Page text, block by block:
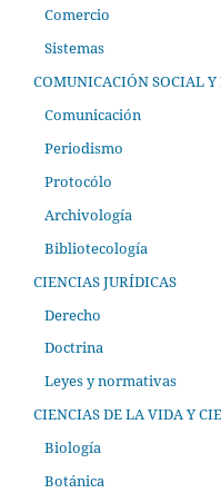
Comercio
Sistemas
COMUNICACIÓN SOCIAL
Comunicación
Periodismo
Protocólo
Archivología
Bibliotecología
CIENCIAS JURÍDICAS
Derecho
Doctrina
Leyes y normativas
CIENCIAS DE LA VIDA Y
Biología
Botánica